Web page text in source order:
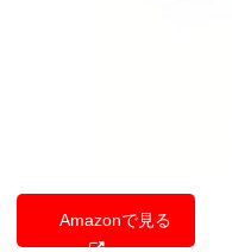
Amazonで見る